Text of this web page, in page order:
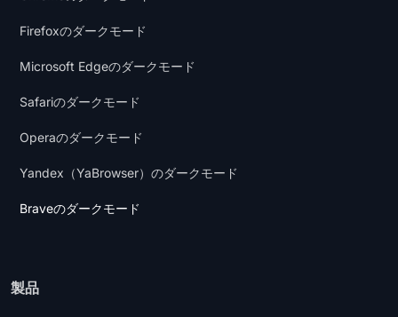
Firefoxのダークモード
Microsoft Edgeのダークモード
Safariのダークモード
Operaのダークモード
Yandex（YaBrowser）のダークモード
Braveのダークモード
製品